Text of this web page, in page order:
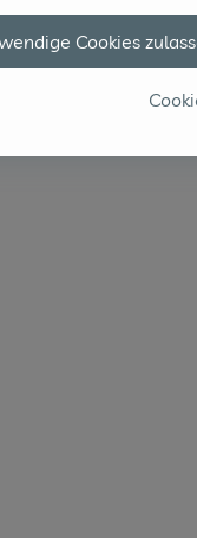
Cookies